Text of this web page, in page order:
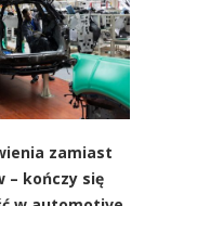
zamiast
– kończy się
w automotive